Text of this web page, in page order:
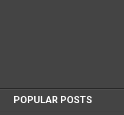
POPULAR POSTS